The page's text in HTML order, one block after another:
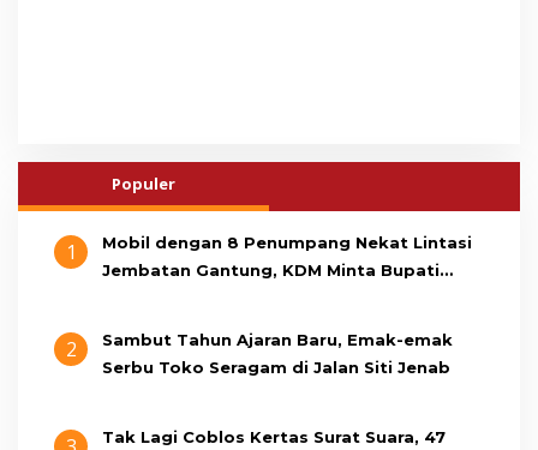
Populer
1
Mobil dengan 8 Penumpang Nekat Lintasi
Jembatan Gantung, KDM Minta Bupati
2
Sambut Tahun Ajaran Baru, Emak-emak
Serbu Toko Seragam di Jalan Siti Jenab
Tak Lagi Coblos Kertas Surat Suara, 47